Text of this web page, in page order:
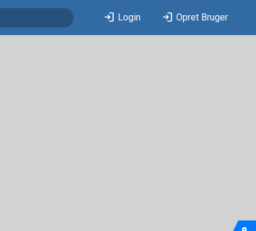
login Login login Opret Bruger